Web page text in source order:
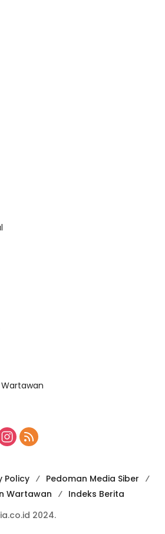
Policy
Pedoman Media Siber
Wartawan
Indeks Berita
2024.